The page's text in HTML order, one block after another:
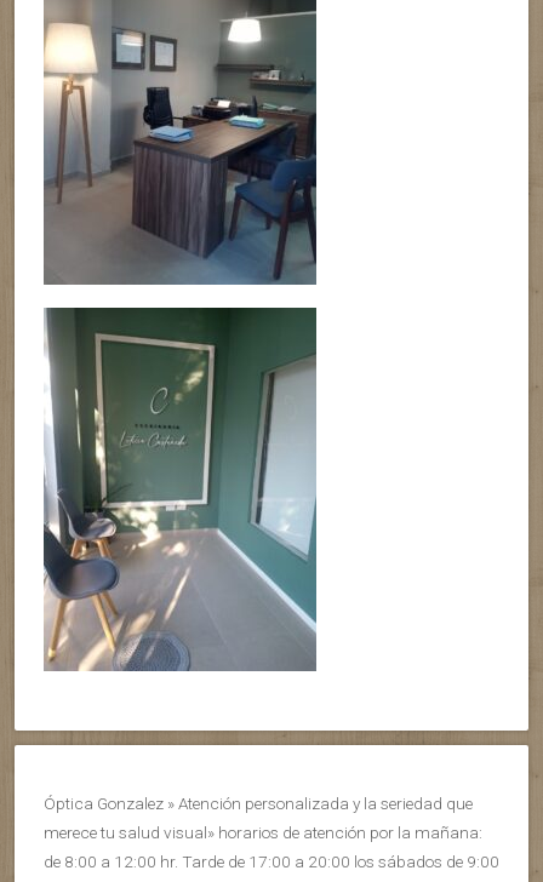
Óptica Gonzalez » Atención personalizada y la seriedad que
merece tu salud visual» horarios de atención por la mañana:
de 8:00 a 12:00 hr. Tarde de 17:00 a 20:00 los sábados de 9:00